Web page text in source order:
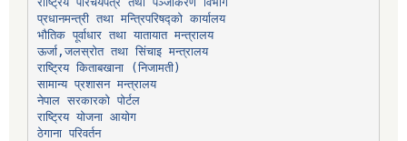
प्रधानमन्त्री तथा मन्त्रिपरिषद्को कार्यालय
भौतिक पूर्वाधार तथा यातायात मन्त्रालय
ऊर्जा,जलस्रोत तथा सिंचाइ मन्त्रालय
सामान्य प्रशासन मन्त्रालय
नेपाल सरकारको पोर्टल
राष्ट्रिय योजना आयोग
ठेगाना परिवर्तन